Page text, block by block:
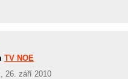
TV NOE
26. září 2010